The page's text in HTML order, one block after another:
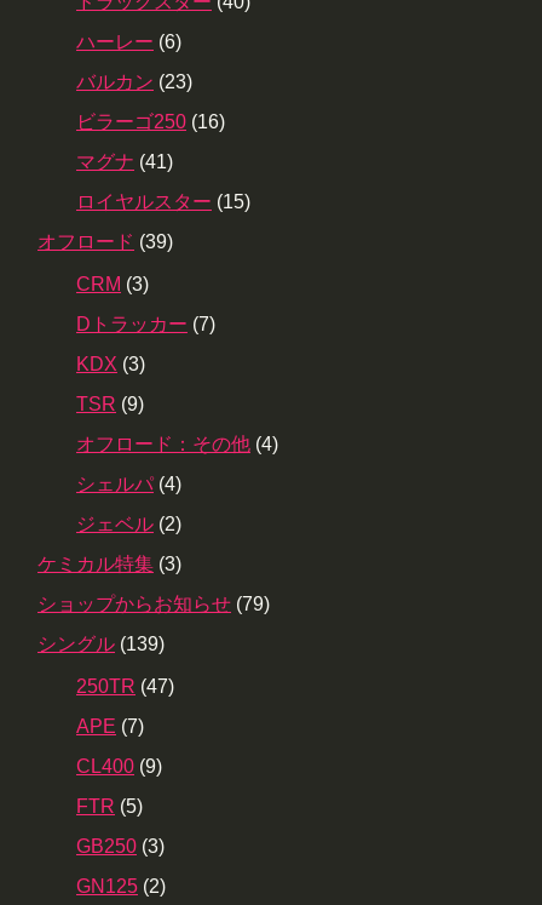
ハーレー (6)
バルカン (23)
ビラーゴ250 (16)
マグナ (41)
ロイヤルスター (15)
オフロード (39)
CRM (3)
Dトラッカー (7)
KDX (3)
TSR (9)
オフロード：その他 (4)
シェルパ (4)
ジェベル (2)
ケミカル特集 (3)
ショップからお知らせ (79)
シングル (139)
250TR (47)
APE (7)
CL400 (9)
FTR (5)
GB250 (3)
GN125 (2)